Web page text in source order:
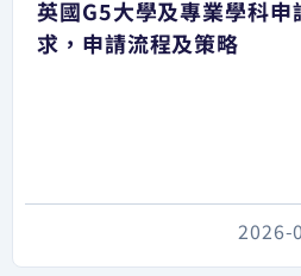
英國G5大學及專業學科申
求，申請流程及策略
2026-